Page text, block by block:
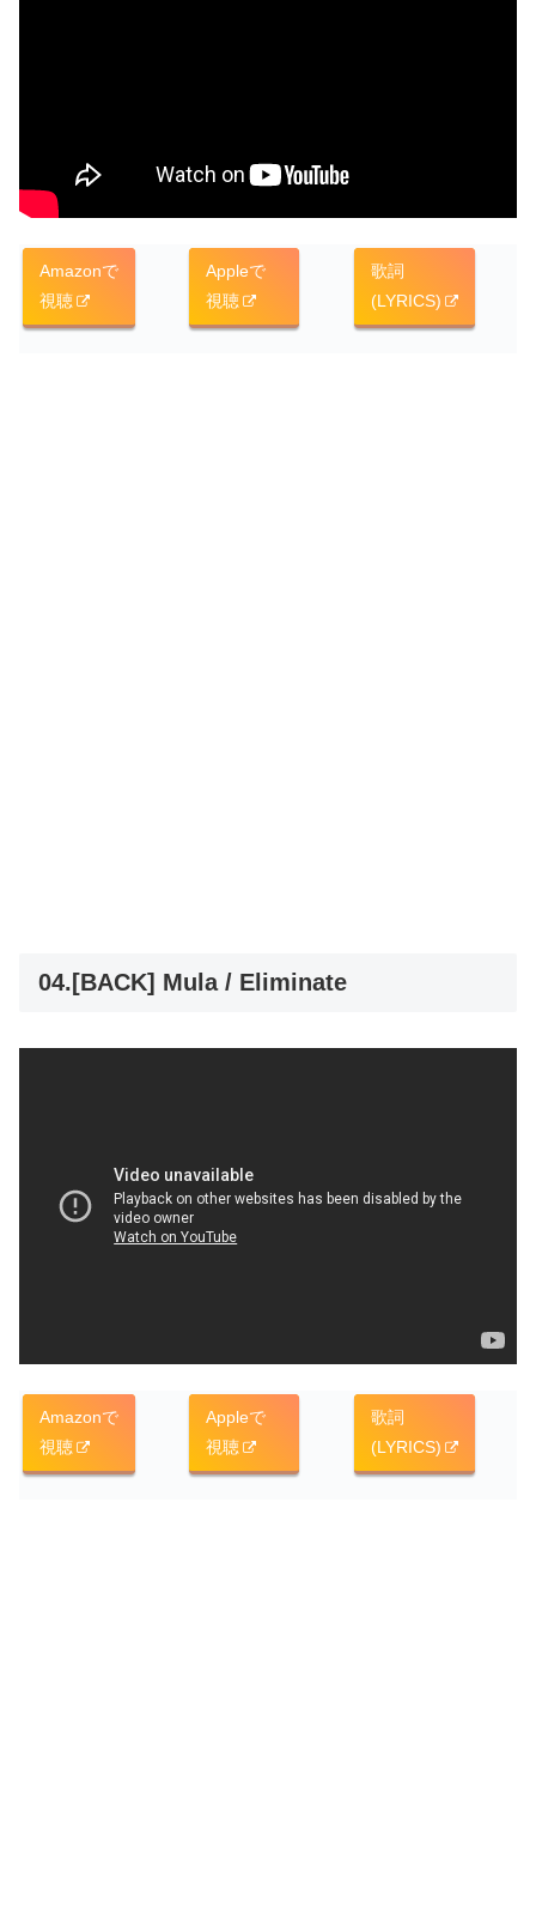
Amazonで
視聴
Appleで
視聴
歌詞
(LYRICS)
04.[BACK] Mula / Eliminate
Amazonで
視聴
Appleで
視聴
歌詞
(LYRICS)